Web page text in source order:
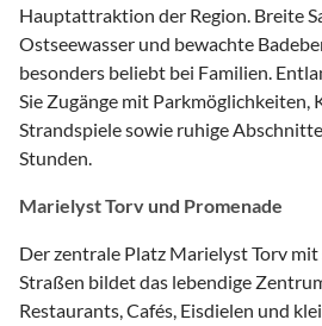
Hauptattraktion der Region. Breite
Ostseewasser und bewachte
besonders beliebt bei Familien.
Sie Zugänge mit Parkmöglichkeiten,
Strandspiele sowie ruhige
Stunden.
Marielyst Torv und Promenade
Der zentrale Platz Marielyst Torv
Straßen bildet das lebendige
Restaurants, Cafés, Eisdielen und